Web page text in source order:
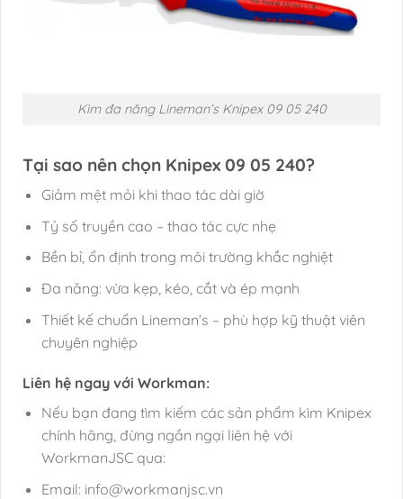
Kìm đa năng Lineman’s Knipex 09 05 240
Tại sao nên chọn Knipex 09 05 240?
Giảm mệt mỏi khi thao tác dài giờ
Tỷ số truyền cao – thao tác cực nhẹ
Bền bỉ, ổn định trong môi trường khắc nghiệt
Đa năng: vừa kẹp, kéo, cắt và ép mạnh
Thiết kế chuẩn Lineman’s – phù hợp kỹ thuật viên
chuyên nghiệp
Liên hệ ngay với Workman:
Nếu bạn đang tìm kiếm các sản phẩm kìm Knipex
chính hãng, đừng ngần ngại liên hệ với
WorkmanJSC qua:
Email: info@workmanjsc.vn